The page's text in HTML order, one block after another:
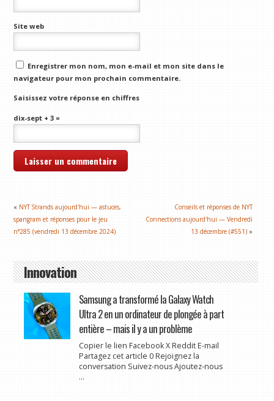
Site web
Enregistrer mon nom, mon e-mail et mon site dans le
navigateur pour mon prochain commentaire.
Saisissez votre réponse en chiffres
dix-sept + 3 =
« NYT Strands aujourd'hui — astuces,
spangram et réponses pour le jeu
n°285 (vendredi 13 décembre 2024)
Conseils et réponses de NYT
Connections aujourd'hui — Vendredi
13 décembre (#551) »
Innovation
Samsung a transformé la Galaxy Watch
Ultra 2 en un ordinateur de plongée à part
entière – mais il y a un problème
Copier le lien Facebook X Reddit E-mail
Partagez cet article 0 Rejoignez la
conversation Suivez-nous Ajoutez-nous
...